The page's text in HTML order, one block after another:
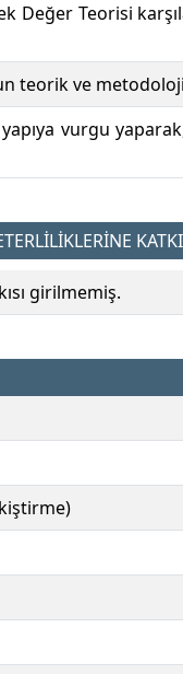
Değer Teorisi
teorik ve
vurgu
girilmemiş.